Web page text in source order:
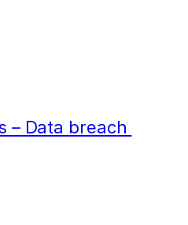
– Data breach